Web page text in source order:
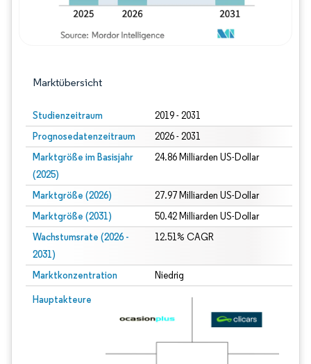
Marktübersicht
Studienzeitraum 2019 - 2031
Prognosedatenzeitraum 2026 - 2031
Marktgröße im Basisjahr
(2025)
24.86 Milliarden US-Dollar
Marktgröße (2026) 27.97 Milliarden US-Dollar
Marktgröße (2031) 50.42 Milliarden US-Dollar
Wachstumsrate (2026 -
2031)
12.51% CAGR
Marktkonzentration Niedrig
Hauptakteure
Bild © Mordor Intelligence. Wiederverwendung erfordert Namensnennung